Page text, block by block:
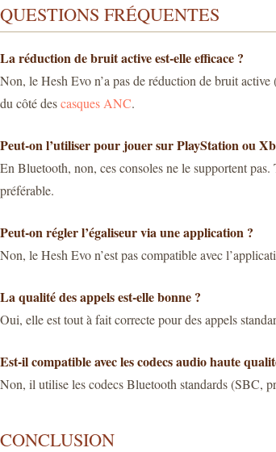
QUESTIONS FRÉQUENTES
La réduction de bruit active est-elle efficace ?
Non, le Hesh Evo n’a pas de réduction de bruit
du côté descasques ANC.
Peut-on l’utiliser pour jouer sur PlayStation ou
En Bluetooth, non, ces consoles ne le supportent
préférable.
Peut-on régler l’égaliseur via une application ?
Non, le Hesh Evo n’est pas compatible avec
La qualité des appels est-elle bonne ?
Oui, elle est tout à fait correcte pour des appels
Est-il compatible avec les codecs audio haute
Non, il utilise les codecs Bluetooth standards (SBC,
CONCLUSION